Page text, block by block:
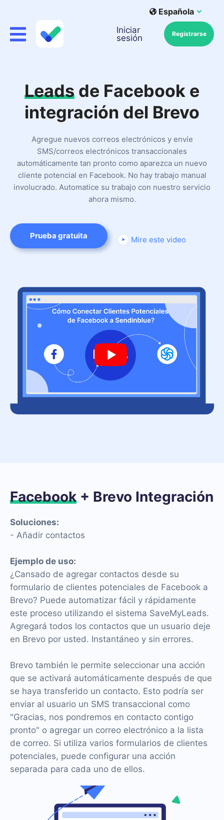
Española
Iniciar
sesión
Registrarse
Leads de Facebook e
integración del Brevo
Agregue nuevos correos electrónicos y envíe
SMS/correos electrónicos transaccionales
automáticamente tan pronto como aparezca un nuevo
cliente potencial en Facebook. No hay trabajo manual
involucrado. Automatice su trabajo con nuestro servicio
ahora mismo.
Prueba gratuita Mire este video
Facebook + Brevo Integración
Soluciones:
- Añadir contactos
Ejemplo de uso:
¿Cansado de agregar contactos desde su
formulario de clientes potenciales de Facebook a
Brevo? Puede automatizar fácil y rápidamente
este proceso utilizando el sistema SaveMyLeads.
Agregará todos los contactos que un usuario deje
en Brevo por usted. Instantáneo y sin errores.
Brevo también le permite seleccionar una acción
que se activará automáticamente después de que
se haya transferido un contacto. Esto podría ser
enviar al usuario un SMS transaccional como
"Gracias, nos pondremos en contacto contigo
pronto" o agregar un correo electrónico a la lista
de correo. Si utiliza varios formularios de clientes
potenciales, puede configurar una acción
separada para cada uno de ellos.